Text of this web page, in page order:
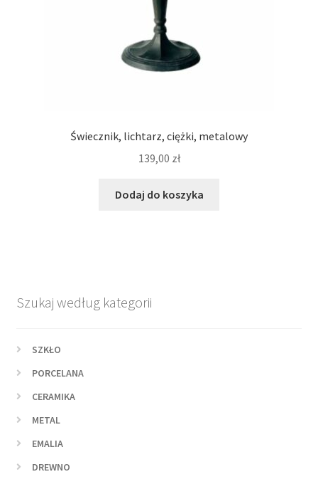
Świecznik, lichtarz, ciężki, metalowy
139,00 zł
Dodaj do koszyka
Szukaj według kategorii
SZKŁO
PORCELANA
CERAMIKA
METAL
EMALIA
DREWNO